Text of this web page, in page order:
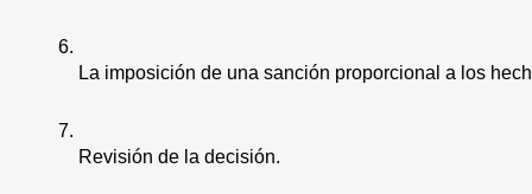
La imposición de una sanción proporcional a los
Revisión de la decisión.